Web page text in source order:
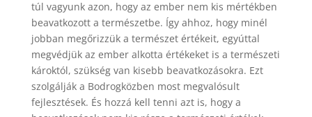
túl vagyunk azon, hogy az ember nem kis mértékben
beavatkozott a természetbe. Így ahhoz, hogy minél
jobban megőrizzük a természet értékeit, egyúttal
megvédjük az ember alkotta értékeket is a természeti
károktól, szükség van kisebb beavatkozásokra. Ezt
szolgálják a Bodrogközben most megvalósult
fejlesztések. És hozzá kell tenni azt is, hogy a